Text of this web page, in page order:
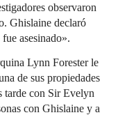
observaron
Ghislaine declaró
asesinado».
Lynn Forester le
de sus propiedades
tarde con Sir Evelyn
con Ghislaine y a